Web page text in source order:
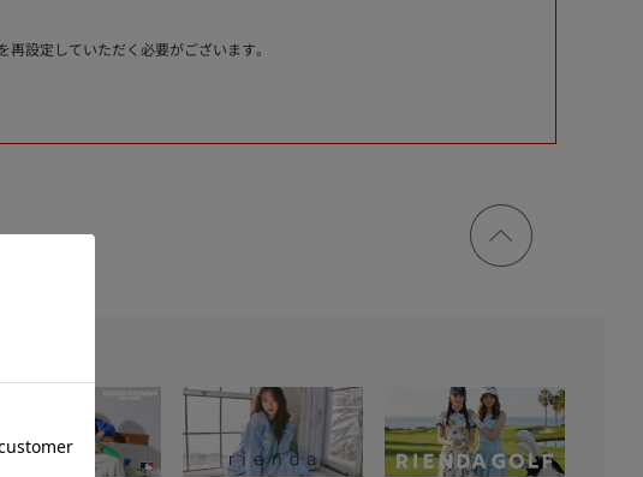
設定していただく必要がございます。
ページ
トップ